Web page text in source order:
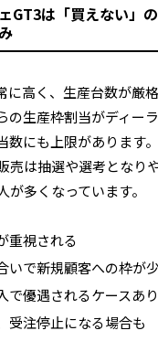
GT3は「買えない」
に高く、生産台数が厳
の生産枠割当がディー
数にも上限があります
売は抽選や選考となり
多くなっています。
重視される
いで新規顧客への枠が
で優遇されるケースあり
受注停止になる場合も